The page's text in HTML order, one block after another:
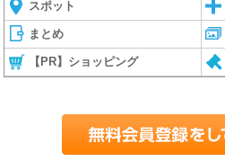
スポット
まとめ
【PR】ショッピング